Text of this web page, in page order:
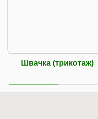
Швачка (трикотаж)